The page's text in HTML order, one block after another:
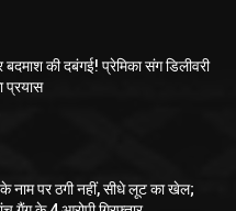
बदमाश की दबंगई! प्रेमिका संग डिलीवरी
प्रयास
नाम पर ठगी नहीं, सीधे लूट का खेल;